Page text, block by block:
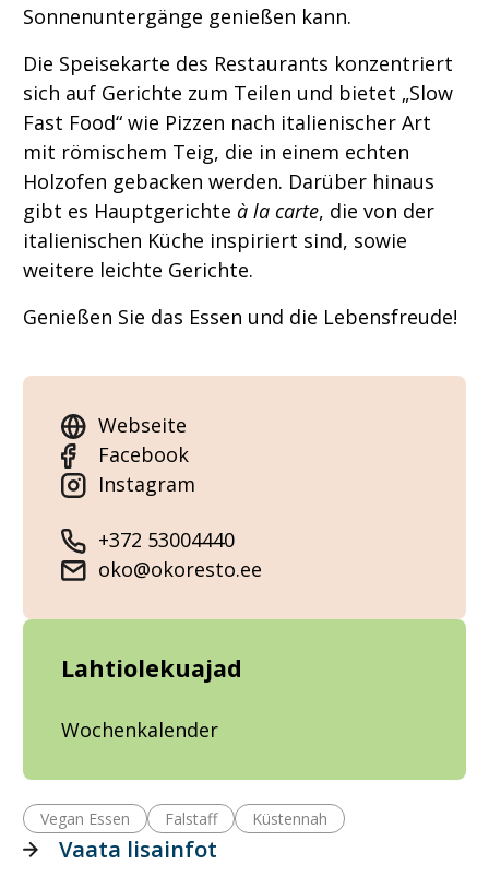
Sonnenuntergänge genießen kann.
Die Speisekarte des Restaurants konzentriert
sich auf Gerichte zum Teilen und bietet „Slow
Fast Food“ wie Pizzen nach italienischer Art
mit römischem Teig, die in einem echten
Holzofen gebacken werden. Darüber hinaus
gibt es Hauptgerichte à la carte, die von der
italienischen Küche inspiriert sind, sowie
weitere leichte Gerichte.
Genießen Sie das Essen und die Lebensfreude!
Webseite
Facebook
Instagram
+372 53004440
oko@okoresto.ee
Lahtiolekuajad
Wochenkalender
Vegan Essen Falstaff Küstennah
Vaata lisainfot